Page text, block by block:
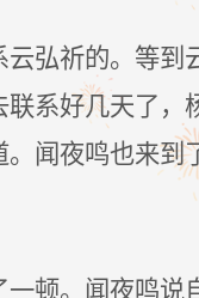
弘祈的。等到
系好几天了，
闻夜鸣也来到
顿。闻夜鸣说